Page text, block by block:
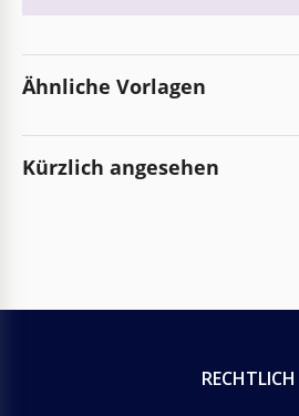
Ähnliche Vorlagen
Kürzlich angesehen
RECHTLICH